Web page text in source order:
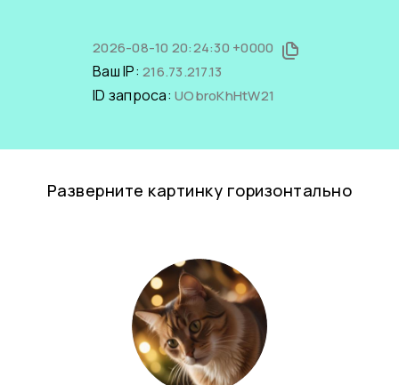
2026-08-10 20:24:30 +0000
Ваш IP: 216.73.217.13
ID запроса: UObroKhHtW21
Разверните картинку горизонтально